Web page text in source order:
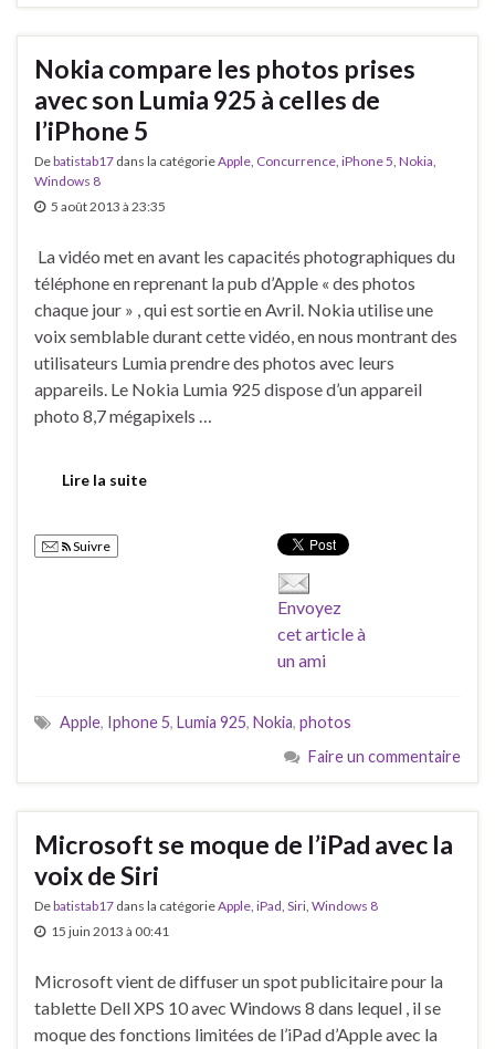
Nokia compare les photos prises
avec son Lumia 925 à celles de
l’iPhone 5
Debatistab17 dans la catégorieApple, Concurrence, iPhone 5, Nokia,
Windows 8
5 août 2013 à 23:35
La vidéo met en avant ​​les capacités photographiques du
téléphone en reprenant la pub d’Apple « des photos
chaque jour » , qui est sortie en Avril. Nokia utilise une
voix semblable durant cette vidéo, en nous montrant des
utilisateurs Lumia prendre des photos avec leurs
appareils. Le Nokia Lumia 925 dispose d’un appareil
photo 8,7 mégapixels …
Lire la suite
Suivre
Envoyez
cet article à
un ami
Apple, Iphone 5, Lumia 925, Nokia, photos
Faire un commentaire
Microsoft se moque de l’iPad avec la
voix de Siri
Debatistab17 dans la catégorieApple, iPad, Siri, Windows 8
15 juin 2013 à 00:41
Microsoft vient de diffuser un spot publicitaire pour la
tablette Dell XPS 10 avec Windows 8 dans lequel , il se
moque des fonctions limitées de l’iPad d’Apple avec la